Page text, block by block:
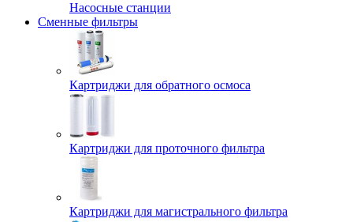
Насосные станции
Сменные фильтры
Картриджи для обратного осмоса
Картриджи для проточного фильтра
Картриджи для магистрального фильтра